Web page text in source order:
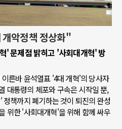
악정책 정상화"
' 문제점 밝히고 '사회대개혁' 방
른바 윤석열표 '4대 개혁'의 당사자
대통령의 체포와 구속은 시작일 뿐,
책까지 폐기하는 것이 퇴진의 완성
위한 '사회대개혁'을 위해 함께 싸우